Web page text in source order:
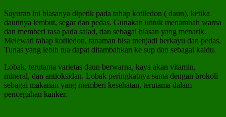
Sayuran ini biasanya dipetik pada tahap kotiledon ( daun), ketika
daunnya lembut, segar dan pedas. Gunakan untuk menambah warna
dan memberi rasa pada salad, dan sebagai hiasan yang menarik.
Melewati tahap kotiledon, tanaman bisa menjadi berkayu dan pedas.
Tunas yang lebih tua dapat ditambahkan ke sup dan sebagai kaldu.
Lobak, terutama varietas daun berwarna, kaya akan vitamin,
mineral, dan antioksidan. Lobak peringkatnya sama dengan brokoli
sebagai makanan yang memberi kesehatan, terutama dalam
pencegahan kanker.